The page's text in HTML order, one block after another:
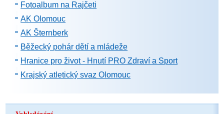
Fotoalbum na Rajčeti
AK Olomouc
AK Šternberk
Běžecký pohár dětí a mládeže
Hranice pro život - Hnutí PRO Zdraví a Sport
Krajský atletický svaz Olomouc